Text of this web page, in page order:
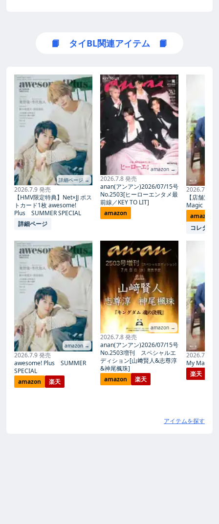
集「Twinkle」が、本日8月6
日に発売。今年2月に北海
ム”!!
📙 タイBL関連アイテム 📙
詳細ページ →
2026.7.9 発売
【HMV限定特典】Net×JJ ポス
トカード1枚 awesome!
Plus SUMMER SPECIAL
詳細ページ
amazon →
2026.7.9 発売
awesome! Plus SUMMER
SPECIAL
amazon
楽天
amazon →
2026.7.8 発売
anan(アンアン)2026/07/15号
No.2503[ヒーローエンタメ最
前線／KEY TO LIT]
amazon
amazon →
2026.7.8 発売
anan(アンアン)2026/07/15号
No.2503増刊 スペシャルエ
ディション[山﨑賢人&志尊淳
&神尾楓珠]
amazon
楽天
2026.7.27
【店舗別
Magic
amazon
コレタメ
2026.7.27
My Magic
楽天
アイテムを探す